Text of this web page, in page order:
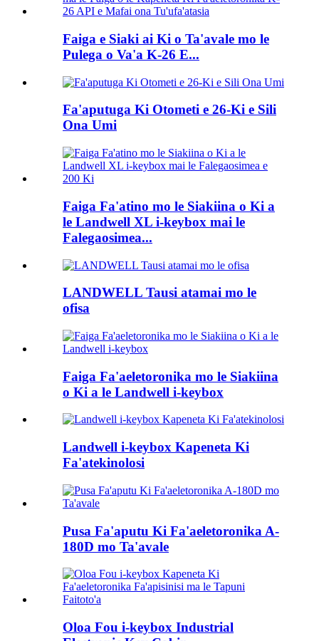
Faiga e Siaki ai Ki o Ta'avale mo le
Pulega o Va'a K-26 E...
Fa'aputuga Ki Otometi e 26-Ki e Sili
Ona Umi
Faiga Fa'atino mo le Siakiina o Ki a
le Landwell XL i-keybox mai le
Falegaosimea...
LANDWELL Tausi atamai mo le
ofisa
Faiga Fa'aeletoronika mo le Siakiina
o Ki a le Landwell i-keybox
Landwell i-keybox Kapeneta Ki
Fa'atekinolosi
Pusa Fa'aputu Ki Fa'aeletoronika A-
180D mo Ta'avale
Oloa Fou i-keybox Industrial